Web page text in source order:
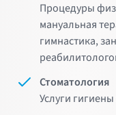
Процедуры
мануальная
гимнастика,
Стоматология
Услуги